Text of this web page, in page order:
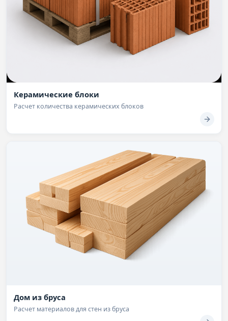
Керамические блоки
Расчет количества керамических блоков
Дом из бруса
Расчет материалов для стен из бруса